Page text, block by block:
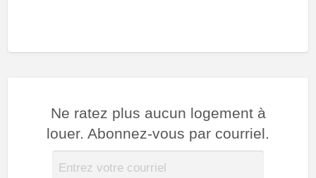
Ne ratez plus aucun logement à
louer. Abonnez-vous par courriel.